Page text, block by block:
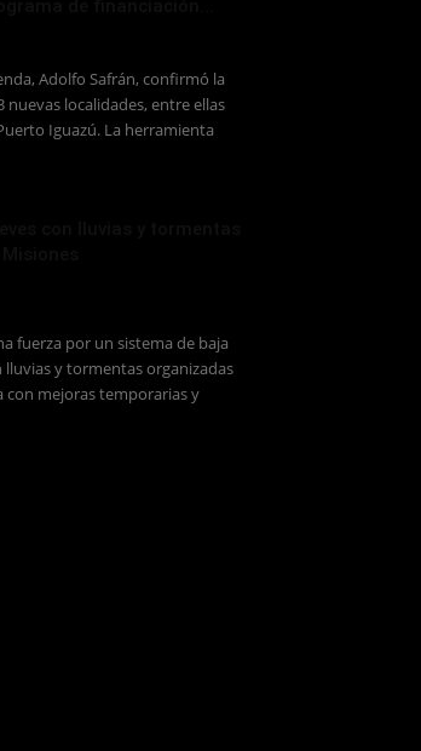
Adolfo Safrán, confirmó la
nuevas localidades, entre ellas
Iguazú. La herramienta
fuerza por un sistema de baja
lluvias y tormentas organizadas
con mejoras temporarias y